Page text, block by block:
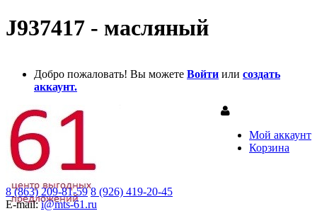
J937417 - масляный
Добро пожаловать! Вы можете Войти или создать
аккаунт.
Мой аккаунт
Корзина
8 (863) 209-81-59 8 (926) 419-20-45
E-mail:i@mts-61.ru